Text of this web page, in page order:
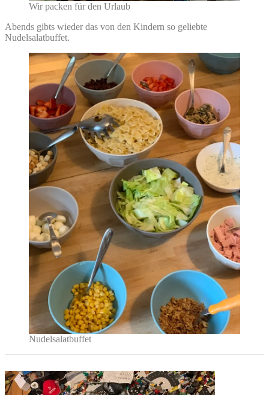
Wir packen für den Urlaub
Abends gibts wieder das von den Kindern so geliebte
Nudelsalatbuffet.
Nudelsalatbuffet